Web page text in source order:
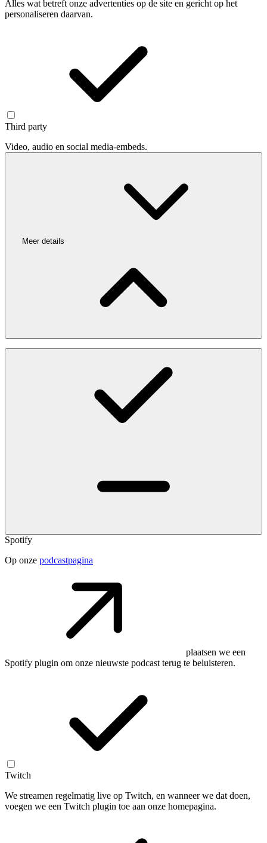
Alles wat betreft onze advertenties op de site en gericht op het
personaliseren daarvan.
Third party
Video, audio en social media-embeds.
Meer details
Spotify
Op onze podcastpagina
plaatsen we een
Spotify plugin om onze nieuwste podcast terug te beluisteren.
Twitch
We streamen regelmatig live op Twitch, en wanneer we dat doen,
voegen we een Twitch plugin toe aan onze homepagina.